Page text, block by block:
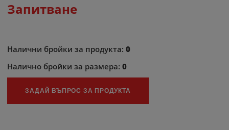
Запитване
Налични бройки за продукта:0
Налично бройки за размера:0
ЗАДАЙ ВЪПРОС ЗА ПРОДУКТА